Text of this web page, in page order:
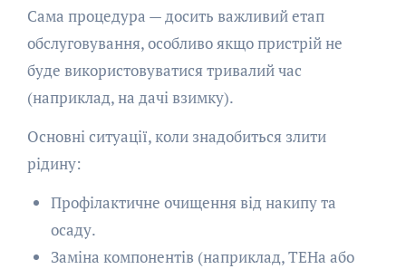
Сама процедура — досить важливий етап
обслуговування, особливо якщо пристрій не
буде використовуватися тривалий час
(наприклад, на дачі взимку).
Основні ситуації, коли знадобиться злити
рідину:
Профілактичне очищення від накипу та
осаду.
Заміна компонентів (наприклад, ТЕНа або